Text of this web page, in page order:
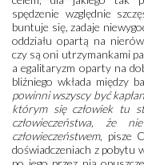
spędzenie względnie
buntuje się, zadaje
oddziału opartą na
czy są oni utrzymankami
a egalitaryzm oparty na
bliźniego wkłada między
powinni wszyscy być
którym się człowiek tu
człowieczeństwa, że
człowieczeństwem, pisze
doświadczeniach z pobytu